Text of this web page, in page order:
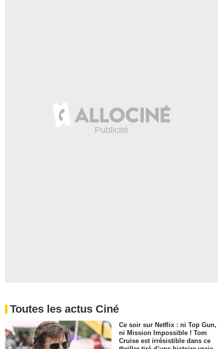
Toutes les actus Ciné
Ce soir sur Netflix : ni Top Gun,
ni Mission Impossible ! Tom
Cruise est irrésistible dans ce